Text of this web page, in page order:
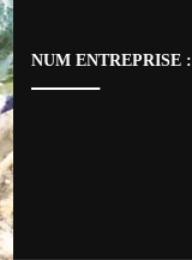
NUM ENTREPRISE :